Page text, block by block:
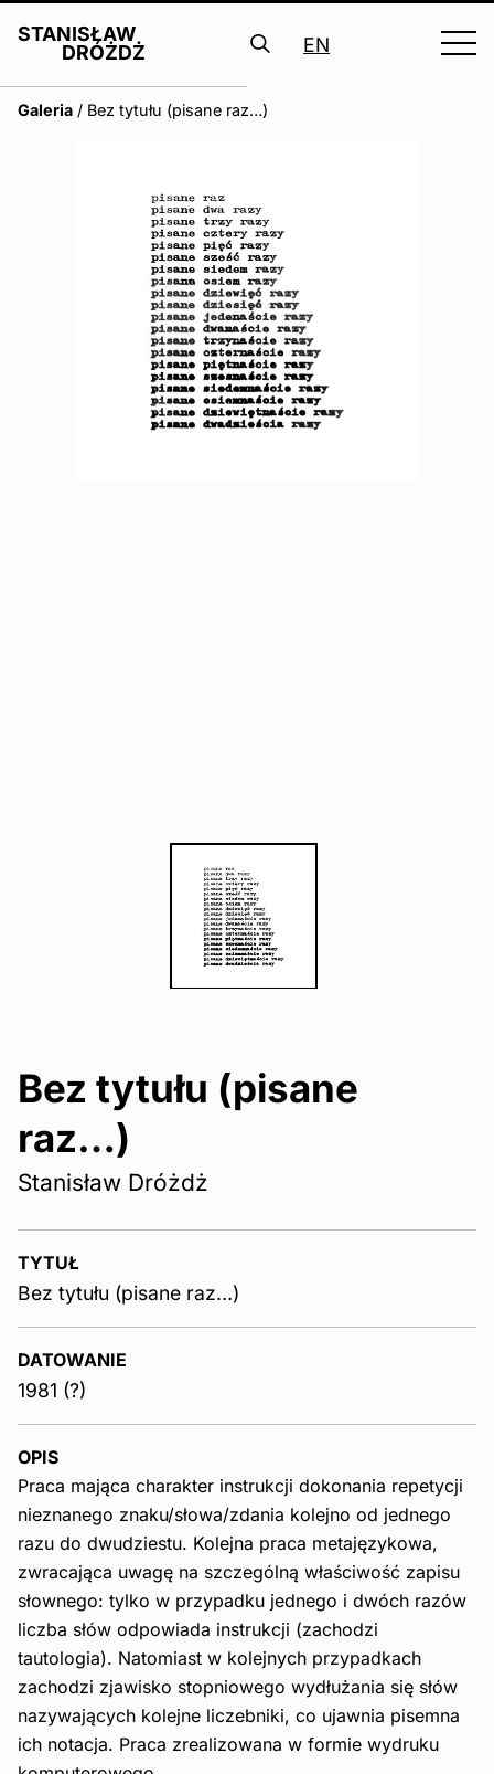
STANISŁAW
DRÓŻDŻ
Search
for:
EN
Galeria / Bez tytułu (pisane raz…)
Bez tytułu (pisane
raz…)
Stanisław Dróżdż
TYTUŁ
Bez tytułu (pisane raz…)
DATOWANIE
1981 (?)
OPIS
Praca mająca charakter instrukcji dokonania repetycji
nieznanego znaku/słowa/zdania kolejno od jednego
razu do dwudziestu. Kolejna praca metajęzykowa,
zwracająca uwagę na szczególną właściwość zapisu
słownego: tylko w przypadku jednego i dwóch razów
liczba słów odpowiada instrukcji (zachodzi
tautologia). Natomiast w kolejnych przypadkach
zachodzi zjawisko stopniowego wydłużania się słów
nazywających kolejne liczebniki, co ujawnia pisemna
ich notacja. Praca zrealizowana w formie wydruku